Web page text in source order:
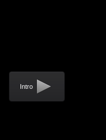
Intro